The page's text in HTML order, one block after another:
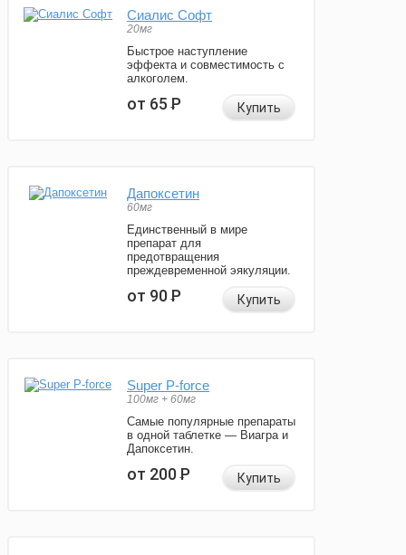
Сиалис Софт
20мг
Быстрое наступление
эффекта и совместимость с
алкоголем.
от 65Р Купить
Дапоксетин
60мг
Единственный в мире
препарат для
предотвращения
преждевременной эякуляции.
от 90Р Купить
Super P-force
100мг + 60мг
Самые популярные препараты
в одной таблетке — Виагра и
Дапоксетин.
от 200Р Купить